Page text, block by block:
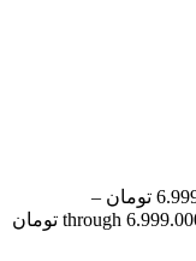
تومان –